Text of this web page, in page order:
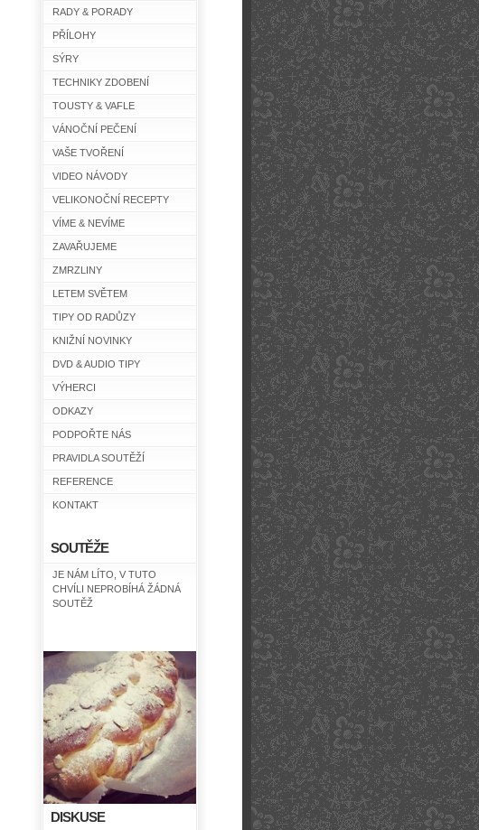
RADY & PORADY
PŘÍLOHY
SÝRY
TECHNIKY ZDOBENÍ
TOUSTY & VAFLE
VÁNOČNÍ PEČENÍ
VAŠE TVOŘENÍ
VIDEO NÁVODY
VELIKONOČNÍ RECEPTY
VÍME & NEVÍME
ZAVAŘUJEME
ZMRZLINY
LETEM SVĚTEM
TIPY OD RADŮZY
KNIŽNÍ NOVINKY
DVD & AUDIO TIPY
VÝHERCI
ODKAZY
PODPOŘTE NÁS
PRAVIDLA SOUTĚŽÍ
REFERENCE
KONTAKT
SOUTĚŽE
JE NÁM LÍTO, V TUTO
CHVÍLI NEPROBÍHÁ ŽÁDNÁ
SOUTĚŽ
DISKUSE